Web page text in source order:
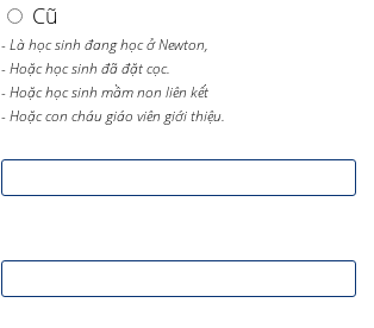
Cũ
- Là học sinh đang học ở Newton,
- Hoặc học sinh đã đặt cọc.
- Hoặc học sinh mầm non liên kết
- Hoặc con cháu giáo viên giới thiệu.